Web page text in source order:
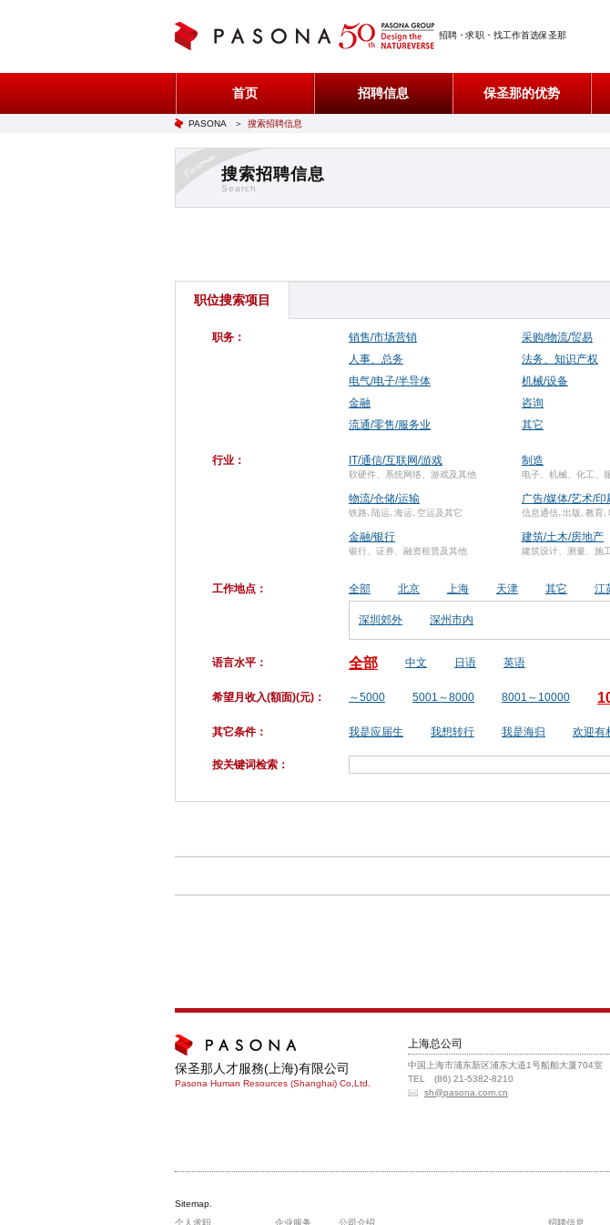
招聘・求职・找工作首选保圣那
首页 招聘信息 保圣那的优势
PASONA ＞ 搜索招聘信息
搜索招聘信息
Search
职位搜索项目
职务： 销售/市场营销 采购/物流/贸易
人事、总务
法务、知识产权
电气/电子/半导体
机械/设备
金融
咨询
流通/零售/服务业
其它
行业： IT/通信/互联网/游戏
软硬件、系统网络、游戏及其他
制造
电子、机械、化工、
物流/仓储/运输
铁路､陆运､海运､空运及其它
广告/媒体/艺术/印
信息通信､出版､教育
金融/银行
银行、证券、融资租赁及其他
建筑/土木/房地产
建筑设计、测量、施
工作地点： 全部 北京 上海 天津 其它 江
深圳郊外 深州市内
语言水平： 全部 中文 日语 英语
希望月收入(額面)(元)： ～5000 5001～8000 8001～10000
其它条件： 我是应届生 我想转行 我是海归 欢迎有
按关键词检索：
保圣那人才服務(上海)有限公司
Pasona Human Resources (Shanghai) Co,Ltd.
上海总公司
中国上海市浦东新区浦东大道1号船舶大厦704室
TEL (86) 21-5382-8210
sh@pasona.com.cn
Sitemap.
个人求职
企业服务 公司介绍 招聘信息